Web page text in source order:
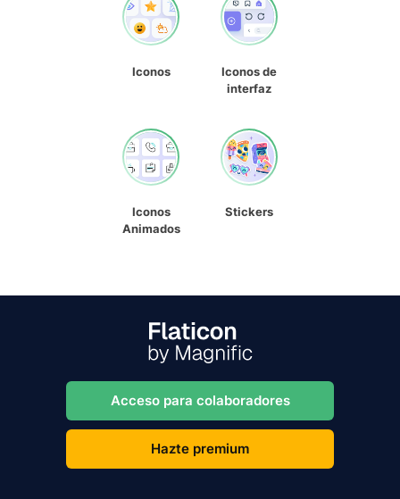
Iconos
Iconos de
interfaz
Iconos
Animados
Stickers
Acceso para colaboradores
Hazte premium